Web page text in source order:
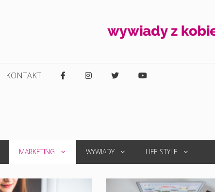
KONTAKT
MARKETING WYWIADY LIFE STYLE